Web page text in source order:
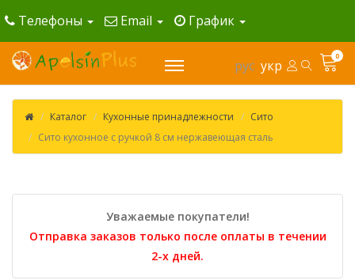
Телефоны Email График
рус укр
0
Каталог Кухонные принадлежности
Сито
Сито кухонное с ручкой 8 см нержавеющая сталь
Уважаемые покупатели!
Отправка заказов только после оплаты в течении
2-х дней.